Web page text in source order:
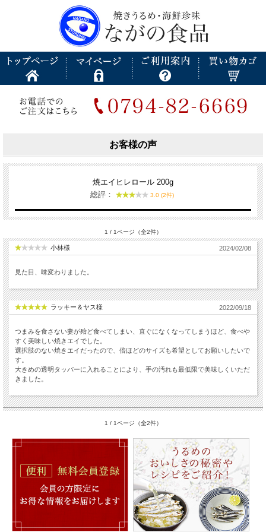
お客様の声
焼エイヒレロール 200g
総評：
3.0 (2件)
1 / 1ページ（全2件）
小林様 2024/02/08
見た目、味変わりました。
ラッキー＆ヤス様 2022/09/18
つまみを食さない妻が殆ど食べてしまい、直ぐになくなってしまうほど、食べや
すく美味しい焼きエイでした。
選択肢のない焼きエイだったので、倍ほどのサイズも希望としてお願いしたいで
す。
大きめの透明タッパーに入れることにより、手の汚れも最低限で美味しくいただ
きました。
1 / 1ページ（全2件）